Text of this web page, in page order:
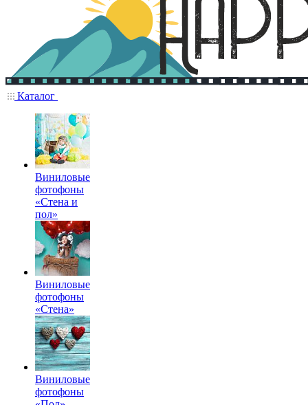
Каталог
Виниловые
фотофоны
«Стена и
пол»
Виниловые
фотофоны
«Стена»
Виниловые
фотофоны